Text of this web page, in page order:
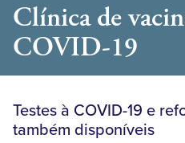
Clínica de
COVID-19
Testes à COVID-19 e
também disponíveis